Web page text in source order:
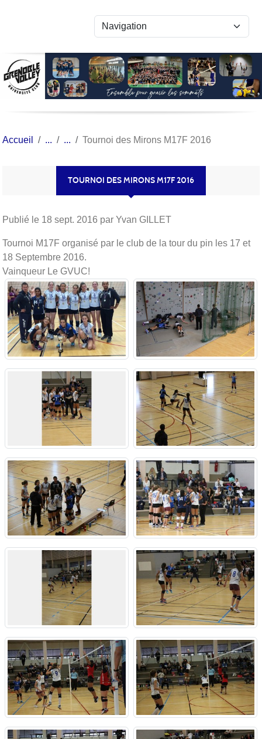
Accueil Tournoi des Mirons M17F 2016
TOURNOI DES MIRONS M17F 2016
Publié le 18 sept. 2016 par Yvan GILLET
Tournoi M17F organisé par le club de la tour du pin les 17 et
18 Septembre 2016.
Vainqueur Le GVUC!